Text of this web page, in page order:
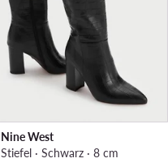
Nine West
Stiefel · Schwarz · 8 cm